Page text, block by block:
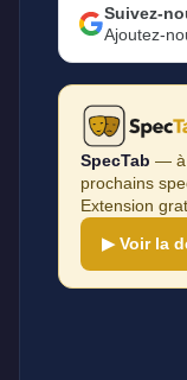
Suivez-
Ajoutez-
SpecTab — à
prochains
Extension
▶ Voir la